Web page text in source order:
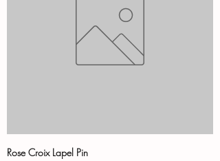
Rose Croix Lapel Pin